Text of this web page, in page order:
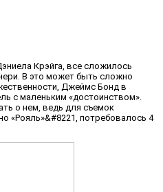
Крэйга, все сложилось
В это может быть сложно
Джеймс Бонд в
с маленьким «достоинством».
о нем, ведь для съемок
«Рояль»&#8221, потребовалось 4